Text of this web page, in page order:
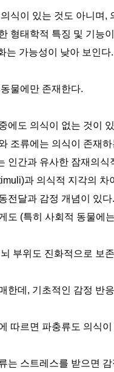
식이 있는 것도 아니며,
형태학적 특징 및 기능
는 가능성이 낮아 보인다.
물에만 존재한다.
에도 의식이 없는 것이
조류에는 의식이 존재
인간과 유사한 잠재의식
과 의식적 지각의 차
전달과 감정 개념이 있다.
도 (특히 사회적 동물에
부위도 진화적으로 보
한데, 기초적인 감정 반
따르면 파충류도 의식
는 스트레스를 받으면